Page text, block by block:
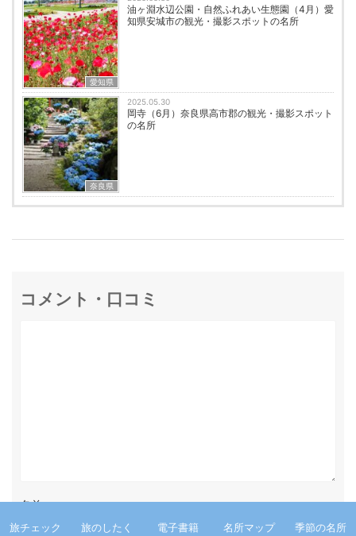
愛知県
油ヶ淵水辺公園・自然ふれあい生態園（4月）愛
知県安城市の観光・撮影スポットの名所
奈良県
2025.05.30
岡寺（6月）奈良県高市郡の観光・撮影スポット
の名所
コメント・口コミ
名前
旅チェック 旅のしたく 電子書籍 名所マップ 季節の名所